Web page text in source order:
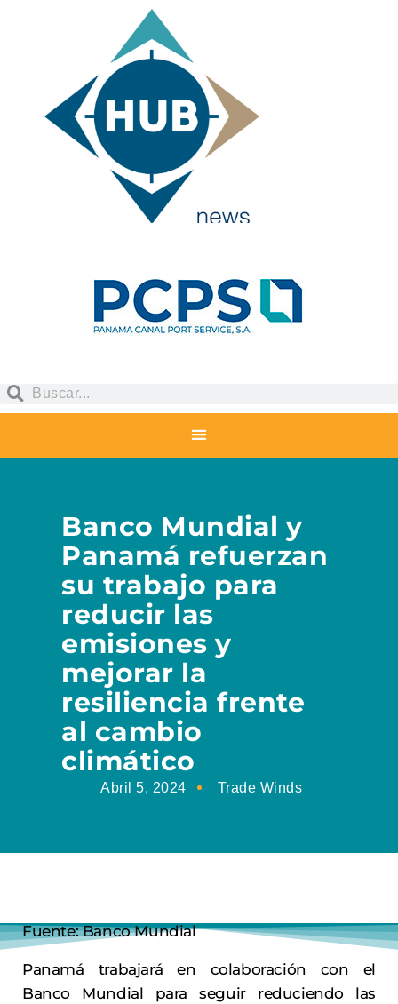
Banco Mundial y
Panamá refuerzan
su trabajo para
reducir las
emisiones y
mejorar la
resiliencia frente
al cambio
climático
Abril 5, 2024 Trade Winds
Fuente: Banco Mundial
Panamá trabajará en colaboración con el
Banco Mundial para seguir reduciendo las